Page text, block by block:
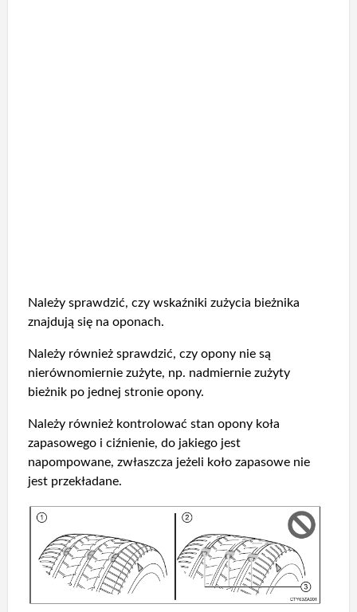
Należy sprawdzić, czy wskaźniki zużycia bieżnika
znajdują się na oponach.
Należy również sprawdzić, czy opony nie są
nierównomiernie zużyte, np. nadmiernie zużyty
bieżnik po jednej stronie opony.
Należy również kontrolować stan opony koła
zapasowego i ciźnienie, do jakiego jest
napompowane, zwłaszcza jeżeli koło zapasowe nie
jest przekładane.